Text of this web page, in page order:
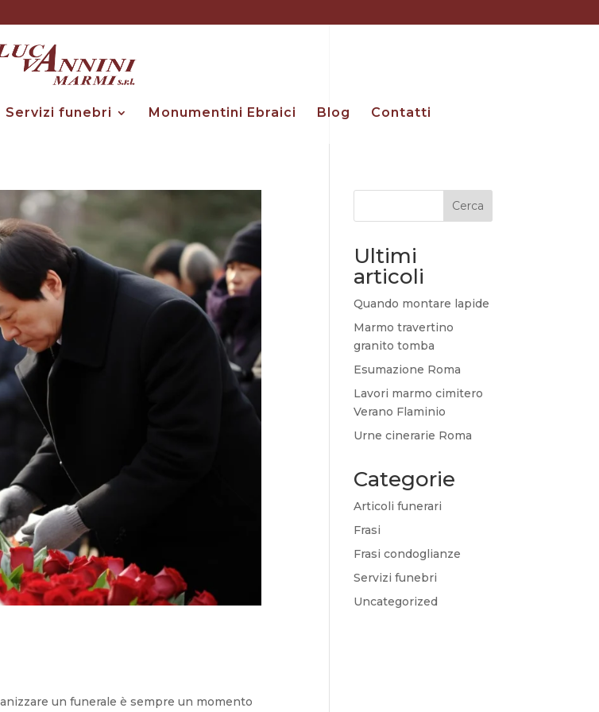
Servizi funebri Monumentini Ebraici Blog Contatti
un funerale è sempre un momento
Cerca
Ultimi
articoli
Quando montare lapide
Marmo travertino
granito tomba
Esumazione Roma
Lavori marmo cimitero
Verano Flaminio
Urne cinerarie Roma
Categorie
Articoli funerari
Frasi
Frasi condoglianze
Servizi funebri
Uncategorized